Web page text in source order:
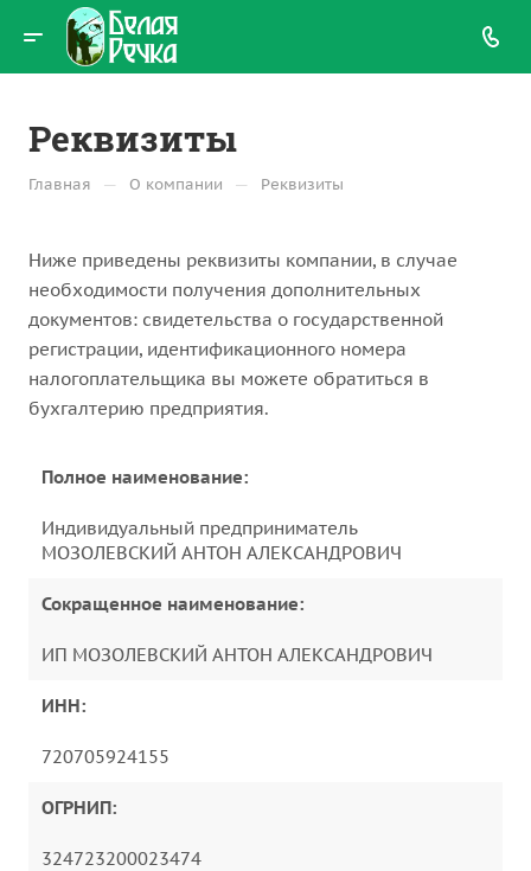
Реквизиты
Главная — О компании — Реквизиты
Ниже приведены реквизиты компании, в случае
необходимости получения дополнительных
документов: свидетельства о государственной
регистрации, идентификационного номера
налогоплательщика вы можете обратиться в
бухгалтерию предприятия.
Полное наименование:
Индивидуальный предприниматель
МОЗОЛЕВСКИЙ АНТОН АЛЕКСАНДРОВИЧ
Сокращенное наименование:
ИП МОЗОЛЕВСКИЙ АНТОН АЛЕКСАНДРОВИЧ
ИНН:
720705924155
ОГРНИП:
324723200023474